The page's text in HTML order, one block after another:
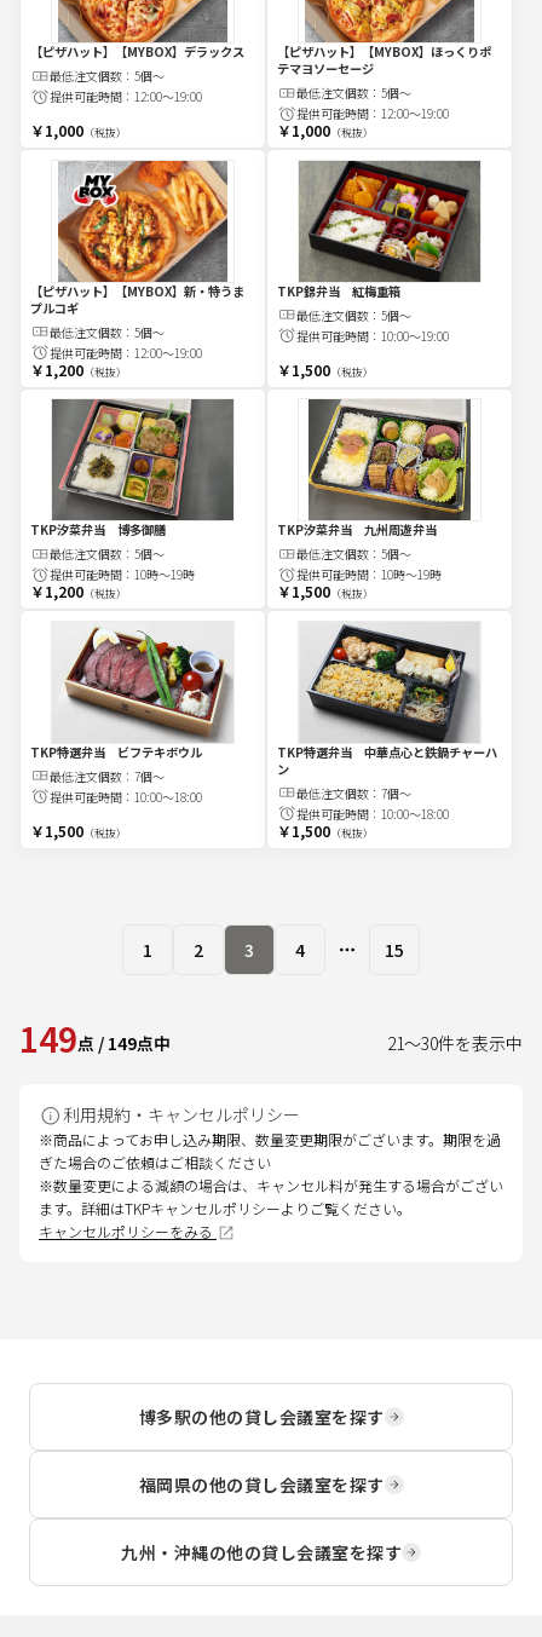
【ピザハット】【MYBOX】デラックス
最低注文個数： 5個～
提供可能時間： 12:00～19:00
￥1,000（税抜）
【ピザハット】【MYBOX】ほっくりポ
テマヨソーセージ
最低注文個数： 5個～
提供可能時間： 12:00～19:00
￥1,000（税抜）
【ピザハット】【MYBOX】新・特うま
プルコギ
最低注文個数： 5個～
提供可能時間： 12:00～19:00
￥1,200（税抜）
TKP錦弁当 紅梅重箱
最低注文個数： 5個～
提供可能時間： 10:00～19:00
￥1,500（税抜）
TKP汐菜弁当 博多御膳
最低注文個数： 5個～
提供可能時間： 10時～19時
￥1,200（税抜）
TKP汐菜弁当 九州周遊弁当
最低注文個数： 5個～
提供可能時間： 10時～19時
￥1,500（税抜）
TKP特選弁当 ビフテキボウル
最低注文個数： 7個～
提供可能時間： 10:00～18:00
￥1,500（税抜）
TKP特選弁当 中華点心と鉄鍋チャーハ
ン
最低注文個数： 7個～
提供可能時間： 10:00～18:00
￥1,500（税抜）
1 2 3 4 More pages
15
149点 / 149点中 21～30件を表示中
利用規約・キャンセルポリシー
※商品によってお申し込み期限、数量変更期限がございます。期限を過
ぎた場合のご依頼はご相談ください
※数量変更による減額の場合は、キャンセル料が発生する場合がござい
ます。詳細はTKPキャンセルポリシーよりご覧ください。
キャンセルポリシーをみる
博多駅の他の貸し会議室を探す
福岡県の他の貸し会議室を探す
九州・沖縄の他の貸し会議室を探す